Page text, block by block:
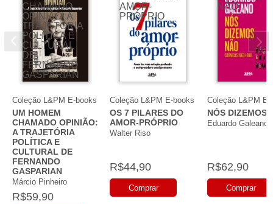
Coleção L&PM E-books
UM HOMEM
CHAMADO OPINIÃO:
A TRAJETÓRIA
POLÍTICA E
CULTURAL DE
FERNANDO
GASPARIAN
Márcio Pinheiro
R$59,90
Coleção L&PM E-books
OS 7 PILARES DO
AMOR-PRÓPRIO
Walter Riso
R$44,90
Comprar
Coleção L&PM E-
NÓS DIZEMOS
Eduardo Galeano
R$62,90
Comprar